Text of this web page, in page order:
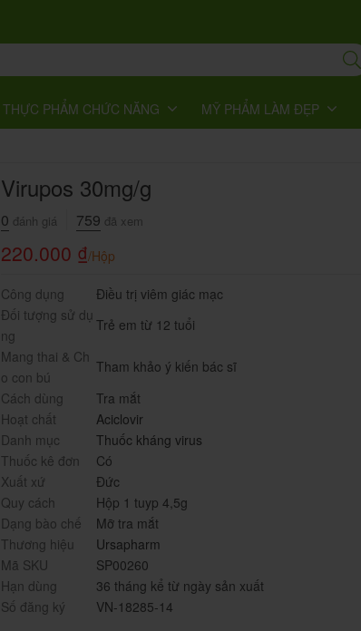
THỰC PHẨM CHỨC NĂNG MỸ PHẨM LÀM ĐẸP
Virupos 30mg/g
0 đánh giá 759 đã xem
220.000 ₫/Hộp
Công dụng
Điều trị viêm giác mạc
Đối tượng sử dụ
ng
Trẻ em từ 12 tuổi
Mang thai & Ch
o con bú
Tham khảo ý kiến bác sĩ
Cách dùng
Tra mắt
Hoạt chất
Aciclovir
Danh mục
Thuốc kháng virus
Thuốc kê đơn
Có
Xuất xứ
Đức
Quy cách
Hộp 1 tuyp 4,5g
Dạng bào chế
Mỡ tra mắt
Thương hiệu
Ursapharm
Mã SKU
SP00260
Hạn dùng
36 tháng kể từ ngày sản xuất
Số đăng ký
VN-18285-14